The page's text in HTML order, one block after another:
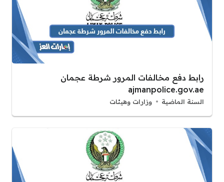
رابط دفع مخالفات المرور شرطة عجمان
ajmanpolice.gov.ae
السنة الماضية وزارات وهيئات